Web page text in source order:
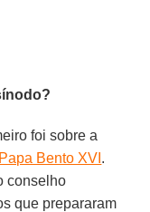
foi sobre a
Bento XVI .
conselho
que prepararam